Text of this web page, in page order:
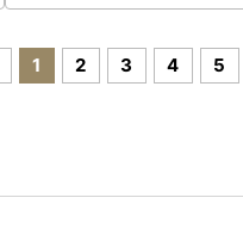
1 2 3 4 5